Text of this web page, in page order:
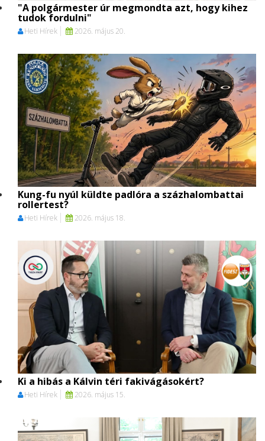
"A polgármester úr megmondta azt, hogy kihez
tudok fordulni"
Heti Hírek 2026. május 20.
Kung-fu nyúl küldte padlóra a százhalombattai
rollertest?
Heti Hírek 2026. május 18.
Ki a hibás a Kálvin téri fakivágásokért?
Heti Hírek 2026. május 15.